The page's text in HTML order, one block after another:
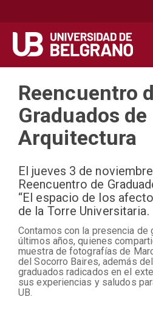
principal
Reencuentro
Graduados de
Arquitectura
El jueves 3 de
Reencuentro de
“El espacio de los
de la Torre Universitaria.
Contamos con la presencia de
últimos años, quienes
muestra de fotografías de
del Socorro Baires, además
graduados radicados en el
sus experiencias y saludos
UB.